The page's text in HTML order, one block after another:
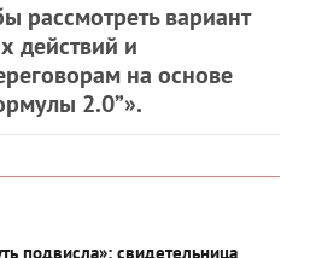
рассмотреть вариант
действий и
на основе
2.0”».
подвисла»: свидетельница